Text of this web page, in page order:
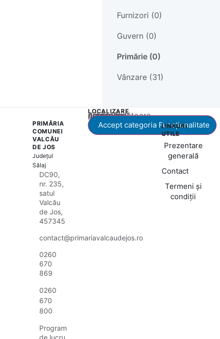
Furnizori (0)
Guvern (0)
Primărie (0)
Vânzare (31)
PRIMĂRIA
COMUNEI
VALCĂU
DE JOS
Județul
Sălaj
DC90,
nr. 235,
satul
Valcău
de Jos,
457345
contact@primariavalcaudejos.ro
0260
670
869
0260
670
800
Program
de lucru
LOCALIZARE
Acest conținut este blocat până când acceptați categoria corespunzătoare de cookie-uri.
Accept categoria Funcționalitate
LINKURI
UTILE
Prezentare
generală
Contact
Termeni și
condiții